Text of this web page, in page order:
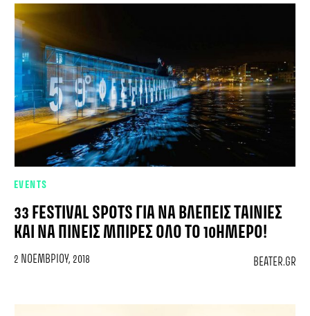
EVENTS
33 FESTIVAL SPOTS ΓΙΑ ΝΑ ΒΛΈΠΕΙΣ ΤΑΙΝΊΕΣ
ΚΑΙ ΝΑ ΠΊΝΕΙΣ ΜΠΊΡΕΣ ΌΛΟ ΤΟ 10ΉΜΕΡΟ!
2 ΝΟΕΜΒΡΊΟΥ, 2018 BEATER.GR